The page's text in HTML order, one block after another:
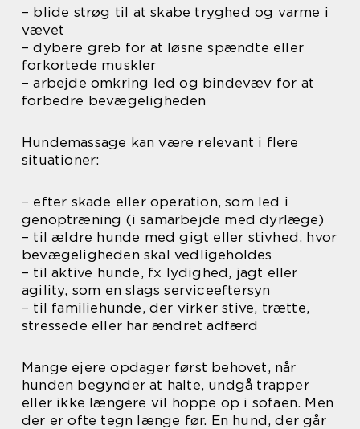
– blide strøg til at skabe tryghed og varme i
vævet
– dybere greb for at løsne spændte eller
forkortede muskler
– arbejde omkring led og bindevæv for at
forbedre bevægeligheden
Hundemassage kan være relevant i flere
situationer:
– efter skade eller operation, som led i
genoptræning (i samarbejde med dyrlæge)
– til ældre hunde med gigt eller stivhed, hvor
bevægeligheden skal vedligeholdes
– til aktive hunde, fx lydighed, jagt eller
agility, som en slags serviceeftersyn
– til familiehunde, der virker stive, trætte,
stressede eller har ændret adfærd
Mange ejere opdager først behovet, når
hunden begynder at halte, undgå trapper
eller ikke længere vil hoppe op i sofaen. Men
der er ofte tegn længe før. En hund, der går